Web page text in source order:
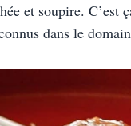
et soupire.
dans le